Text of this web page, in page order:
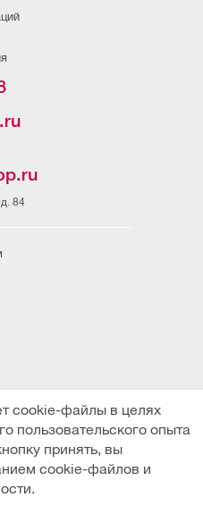
д. 84
cookie-файлы в целях
пользовательского опыта
принять, вы
cookie-файлов и